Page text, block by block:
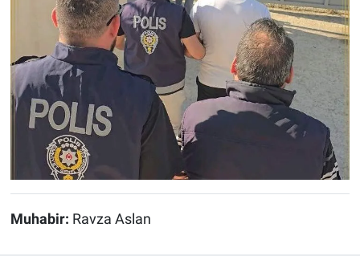
Muhabir: Ravza Aslan